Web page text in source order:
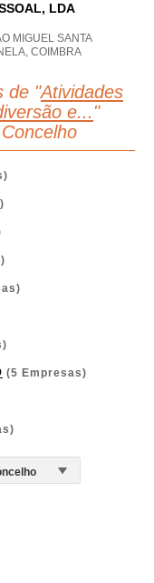
LDA
MIGUEL SANTA
COIMBRA
de "Atividades
e... "
(5 Empresas)